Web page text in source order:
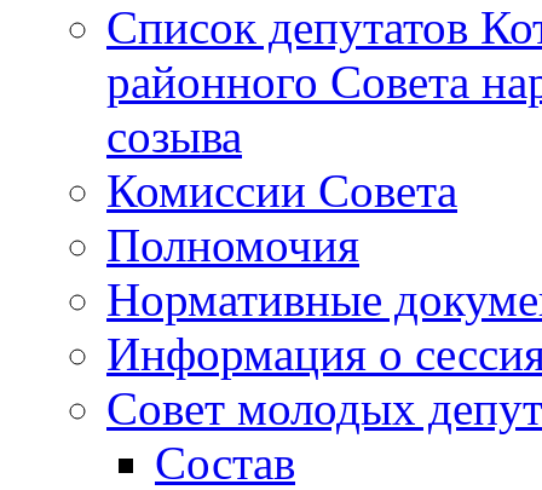
Список депутатов
районного Совета
созыва
Комиссии Совета
Полномочия
Нормативные
Информация о
Совет молодых
Состав